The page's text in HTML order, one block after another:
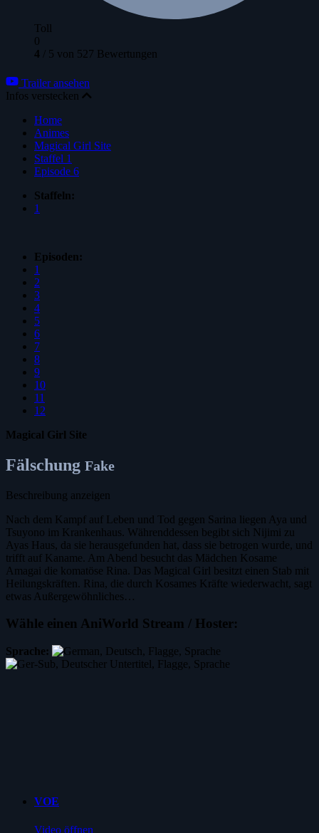
Toll
0
4 / 5 von 527 Bewertungen
Trailer ansehen
Infos verstecken
Home
Animes
Magical Girl Site
Staffel 1
Episode 6
Staffeln:
1
Episoden:
1
2
3
4
5
6
7
8
9
10
11
12
Magical Girl Site
Fälschung Fake
Beschreibung anzeigen
Nach dem Kampf auf Leben und Tod gegen Sarina liegen Aya und
Tsuyono im Krankenhaus. Währenddessen begibt sich Nijimi zu
Ayas Haus, da sie herausgefunden hat, dass sie betrogen wurde, und
trifft auf Kaname. Am Abend besucht das Mädchen Kosame
Amagai die komatöse Rina. Das Magical Girl besitzt einen Stab mit
Heilungskräften. Rina, die durch Kosames Kräfte wiederwacht, sagt
etwas Außergewöhnliches…
Wähle einen AniWorld Stream / Hoster:
Sprache:
VOE
Video öffnen